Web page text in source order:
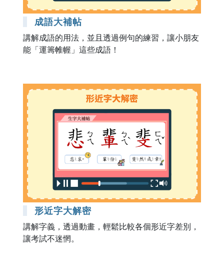
成語大補帖
講解成語的用法，並且透過例句的練習，讓小朋友
能「運籌帷幄」這些成語！
形近字大解密
講解字義，透過動畫，輕鬆比較各個形近字差別，
讓考試不迷惘。